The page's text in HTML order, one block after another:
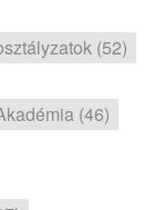
(52)
(46)